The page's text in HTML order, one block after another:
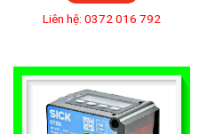
Liên hệ: 0372 016 792